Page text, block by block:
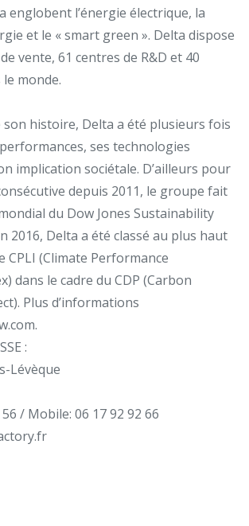
englobent l’énergie électrique, la
et le « smart green ». Delta dispose
vente, 61 centres de R&D et 40
monde.
histoire, Delta a été plusieurs fois
ses technologies
implication sociétale. D’ailleurs pour
depuis 2011, le groupe fait
du Dow Jones Sustainability
2016, Delta a été classé au plus haut
CPLI (Climate Performance
dans le cadre du CDP (Carbon
Plus d’informations
.
:
Lévèque
/ Mobile: 06 17 92 92 66